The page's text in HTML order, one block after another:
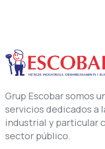
Grup Escobar somos
servicios dedicados a
industrial y particular
sector público.